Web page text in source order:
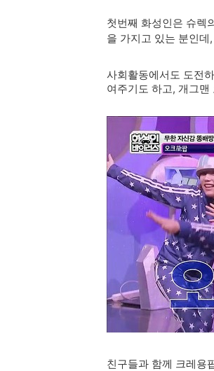
첫번째 화성인은 슈렉
을 가지고 있는 분인
사회활동에서도 도전
여주기도 하고, 개그
친구들과 함께 크레용